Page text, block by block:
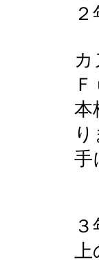
本
手